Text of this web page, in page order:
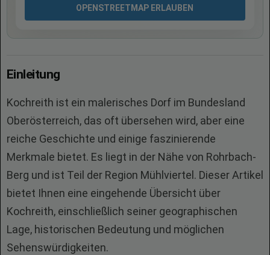
OPENSTREETMAP ERLAUBEN
Einleitung
Kochreith ist ein malerisches Dorf im Bundesland
Oberösterreich, das oft übersehen wird, aber eine
reiche Geschichte und einige faszinierende
Merkmale bietet. Es liegt in der Nähe von Rohrbach-
Berg und ist Teil der Region Mühlviertel. Dieser Artikel
bietet Ihnen eine eingehende Übersicht über
Kochreith, einschließlich seiner geographischen
Lage, historischen Bedeutung und möglichen
Sehenswürdigkeiten.